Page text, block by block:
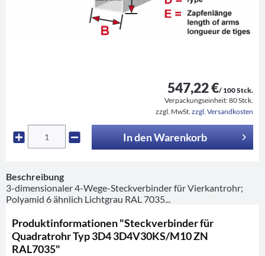
547,22 €/ 100 Stck.
Verpackungseinheit:80 Stck.
zzgl. MwSt. zzgl. Versandkosten
In denWarenkorb
Beschreibung
3-dimensionaler 4-Wege-Steckverbinder für Vierkantrohr;
Polyamid 6 ähnlich Lichtgrau RAL 7035...
Produktinformationen "Steckverbinder für
Quadratrohr Typ 3D4 3D4V30KS/M10 ZN
RAL7035"